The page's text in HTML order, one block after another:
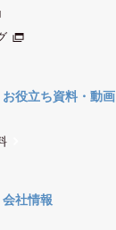
お役立ち資料・動画
会社情報